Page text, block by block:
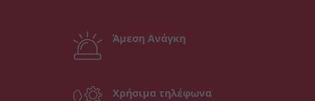
Άμεση Ανάγκη
Χρήσιμα τηλέφωνα